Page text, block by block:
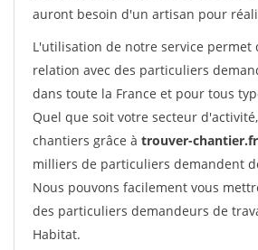
auront besoin d'un artisan pour
L'utilisation de notre service permet
relation avec des particuliers
dans toute la France et pour tous
Quel que soit votre secteur
chantiers grâce à trouver-chantier.fr
milliers de particuliers demandent
Nous pouvons facilement vous
des particuliers demandeurs de
Habitat.